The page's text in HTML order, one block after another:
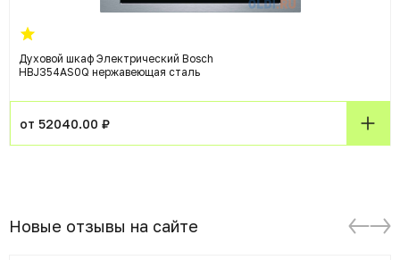
Духовой шкаф Электрический Bosch
HBJ354AS0Q нержавеющая сталь
от 52040.00 ₽
Новые отзывы на сайте